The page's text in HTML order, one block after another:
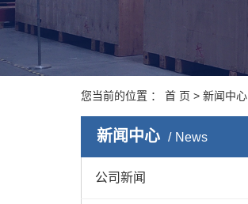
您当前的位置 ： 首 页 > 新闻中心
新闻中心 News
公司新闻